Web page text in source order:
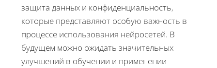
защита данных и конфиденциальность,
которые представляют особую важность в
процессе использования нейросетей. В
будущем можно ожидать значительных
улучшений в обучении и применении